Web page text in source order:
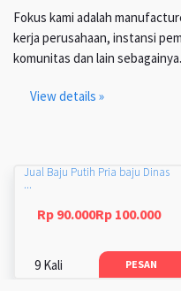
Fokus kami adalah
kerja perusahaan, instansi
komunitas dan lain sebagainya.
View details »
Jual Baju Putih Pria baju Dinas
...
Rp 90.000Rp 100.000
9 Kali PESAN